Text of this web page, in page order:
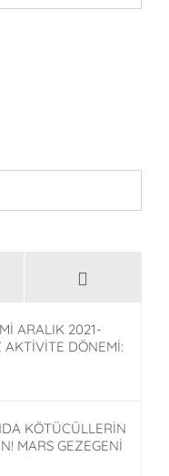
ARALIK 2021-
DÖNEMİ:
KÖTÜCÜLLERİN
MARS GEZEGENİ